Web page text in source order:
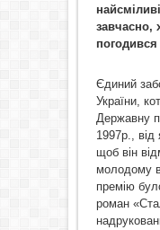
завчасно,
Єдиний
України,
Державну
1997р., від
щоб він
молодому
премію
роман